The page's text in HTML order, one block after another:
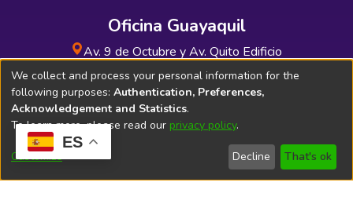
ES
Oficina Guayaquil
Av. 9 de Octubre y Av. Quito Edificio
INDUAUTO - Planta baja
Soporte Técnico Bibliolatino.com
We collect and process your personal information for the
following purposes: Authentication, Preferences,
Acknowledgement and Statistics.
To learn more, please read our privacy policy.
Customize Decline That's ok